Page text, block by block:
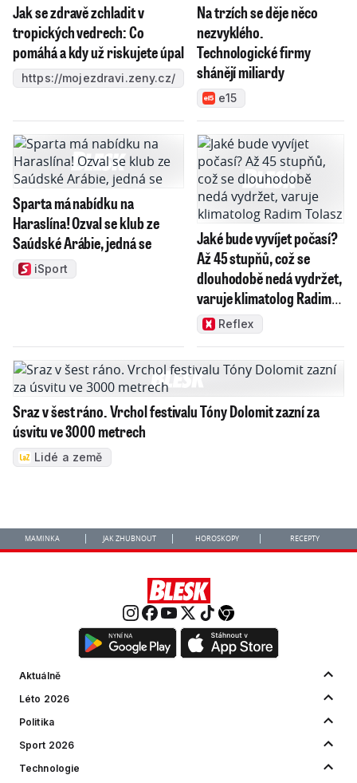
Jak se zdravě zchladit v
tropických vedrech: Co
pomáhá a kdy už riskujete úpal
https://mojezdravi.zeny.cz/
Na trzích se děje něco
nezvyklého.
Technologické firmy
shánějí miliardy
e15
Sparta má nabídku na
Haraslína! Ozval se klub ze
Saúdské Arábie, jedná se
iSport
Jaké bude vyvíjet počasí?
Až 45 stupňů, což se
dlouhodobě nedá vydržet,
varuje klimatolog Radim
TolaszReflex
Sraz v šest ráno. Vrchol festivalu Tóny Dolomit zazní za
úsvitu ve 3000 metrech
Lidé a země
MAMINKA JAK ZHUBNOUT HOROSKOPY RECEPTY
Aktuálně
Léto 2026
Politika
Sport 2026
Technologie